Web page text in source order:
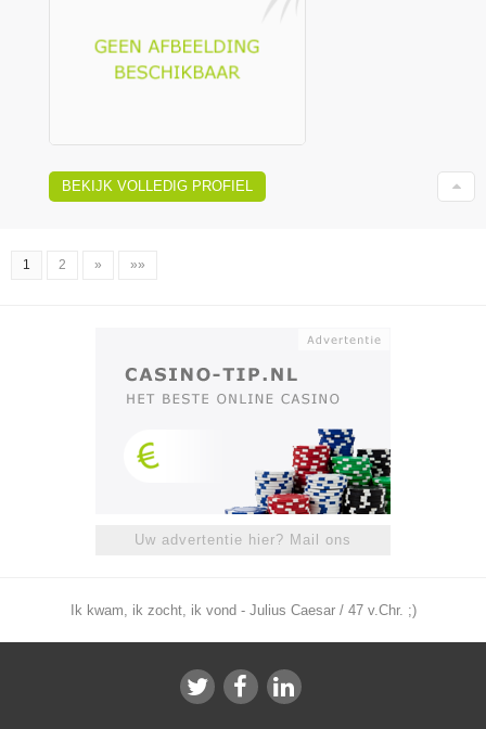
BEKIJK VOLLEDIG PROFIEL
1 2 » »»
Uw advertentie hier? Mail ons
Ik kwam, ik zocht, ik vond - Julius Caesar / 47 v.Chr. ;)